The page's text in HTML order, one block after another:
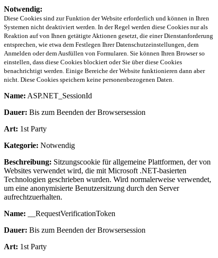
Notwendig:
Diese Cookies sind zur Funktion der Website erforderlich und können in Ihren
Systemen nicht deaktiviert werden. In der Regel werden diese Cookies nur als
Reaktion auf von Ihnen getätigte Aktionen gesetzt, die einer Dienstanforderung
entsprechen, wie etwa dem Festlegen Ihrer Datenschutzeinstellungen, dem
Anmelden oder dem Ausfüllen von Formularen. Sie können Ihren Browser so
einstellen, dass diese Cookies blockiert oder Sie über diese Cookies
benachrichtigt werden. Einige Bereiche der Website funktionieren dann aber
nicht. Diese Cookies speichern keine personenbezogenen Daten.
Name: ASP.NET_SessionId
Dauer: Bis zum Beenden der Browsersession
Art: 1st Party
Kategorie: Notwendig
Beschreibung: Sitzungscookie für allgemeine Plattformen, der von
Websites verwendet wird, die mit Microsoft .NET-basierten
Technologien geschrieben wurden. Wird normalerweise verwendet,
um eine anonymisierte Benutzersitzung durch den Server
aufrechtzuerhalten.
Name: __RequestVerificationToken
Dauer: Bis zum Beenden der Browsersession
Art: 1st Party